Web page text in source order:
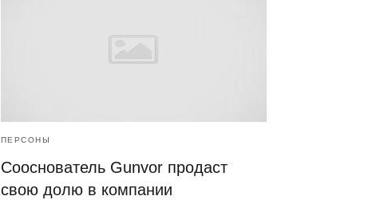
ПЕРСОНЫ
Сооснователь Gunvor продаст
свою долю в компании